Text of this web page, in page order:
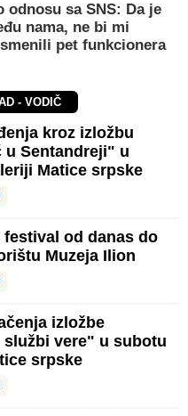
odnosu sa SNS: Da je
nama, ne bi mi
pet funkcionera
- VODIČ
kroz izložbu
u Sentandreji" u
Matice srpske
od danas do
Muzeja Ilion
izložbe
vere" u subotu
srpske